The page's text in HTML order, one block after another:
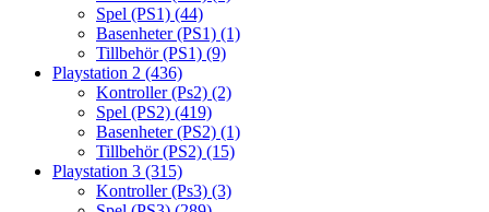
Spel (PS1) (44)
Basenheter (PS1) (1)
Tillbehör (PS1) (9)
Playstation 2 (436)
Kontroller (Ps2) (2)
Spel (PS2) (419)
Basenheter (PS2) (1)
Tillbehör (PS2) (15)
Playstation 3 (315)
Kontroller (Ps3) (3)